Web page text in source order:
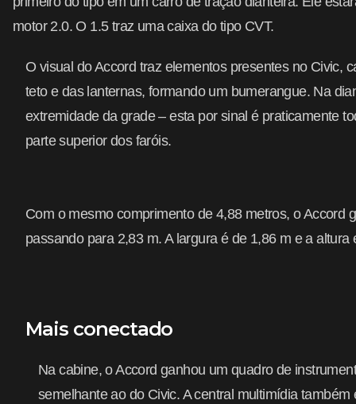
motor 2.0. O 1.5 traz uma caixa do tipo CVT.
O visual do Accord traz elementos presentes no Civic,
teto e das lanternas, formando um bumerangue. Na
extremidade da grade – esta por sinal é praticamente
parte superior dos faróis.
Com o mesmo comprimento de 4,88 metros, o Accord
passando para 2,83 m. A largura é de 1,86 m e a altura
Mais conectado
Na cabine, o Accord ganhou um quadro de
semelhante ao do Civic. A central multimídia